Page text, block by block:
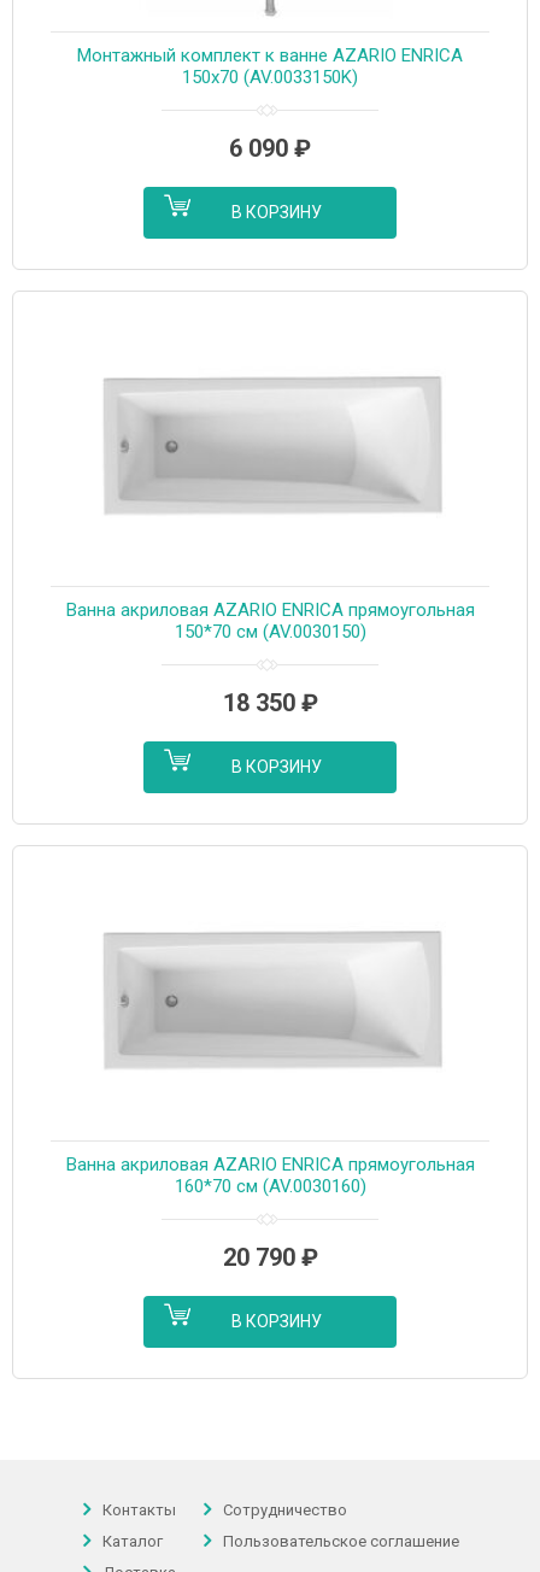
Монтажный комплект к ванне AZARIO ENRICA
150х70 (AV.0033150K)
6 090 ₽
В КОРЗИНУ
Ванна акриловая AZARIO ENRICA прямоугольная
150*70 см (AV.0030150)
18 350 ₽
В КОРЗИНУ
Ванна акриловая AZARIO ENRICA прямоугольная
160*70 см (AV.0030160)
20 790 ₽
В КОРЗИНУ
Контакты
Каталог
Сотрудничество
Пользовательское соглашение